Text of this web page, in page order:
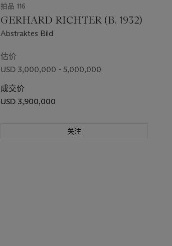
拍品 116
GERHARD RICHTER (B. 1932)
Abstraktes Bild
估价
USD 3,000,000 - 5,000,000
成交价
USD 3,900,000
关注